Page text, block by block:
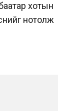
хотын
нотолж